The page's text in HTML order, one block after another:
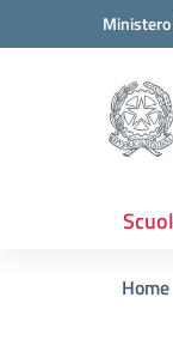
Vai ai contenuti
Vai al menu di
Home